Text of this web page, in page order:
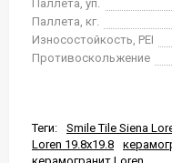
Паллета, уп.
Паллета, кг.
Износостойкость, PEI
Противоскольжение
Теги: Smile Tile Siena
Loren 19.8x19.8